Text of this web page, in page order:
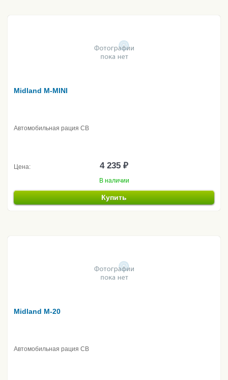
Midland M-MINI
Автомобильная рация CB
Цена: 4 235 ₽
В наличии
Купить
Midland M-20
Автомобильная рация CB